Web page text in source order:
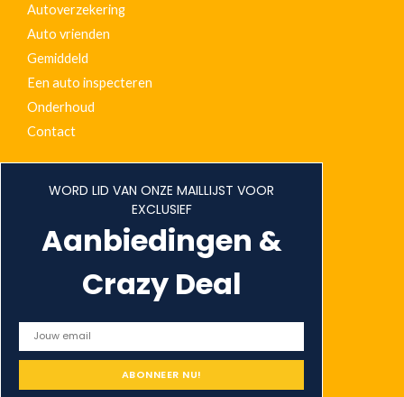
Autoverzekering
Auto vrienden
Gemiddeld
Een auto inspecteren
Onderhoud
Contact
WORD LID VAN ONZE MAILLIJST VOOR
EXCLUSIEF
Aanbiedingen &
Crazy Deal